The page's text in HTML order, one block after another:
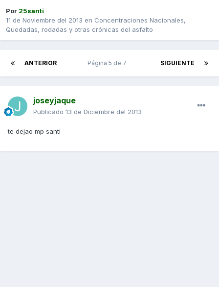
Por 25santi
11 de Noviembre del 2013 en Concentraciones Nacionales,
Quedadas, rodadas y otras crónicas del asfalto
ANTERIOR SIGUIENTE
Página 5 de 7
joseyjaque
Publicado 13 de Diciembre del 2013
te dejao mp santi